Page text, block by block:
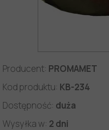
Producent: PROMAMET
Kod produktu: KB-234
Dostępność: duża
Wysyłka w: 2 dni